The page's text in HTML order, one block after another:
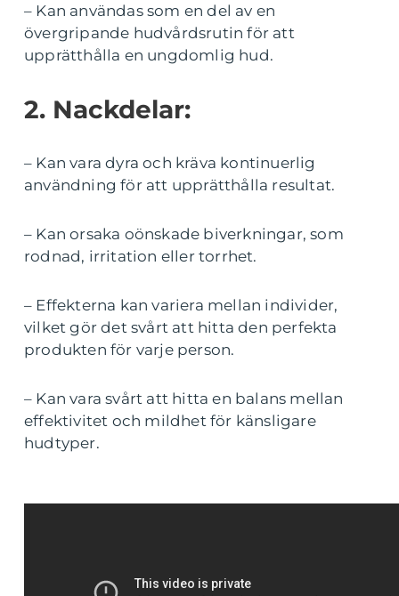
– Kan användas som en del av en
övergripande hudvårdsrutin för att
upprätthålla en ungdomlig hud.
2. Nackdelar:
– Kan vara dyra och kräva kontinuerlig
användning för att upprätthålla resultat.
– Kan orsaka oönskade biverkningar, som
rodnad, irritation eller torrhet.
– Effekterna kan variera mellan individer,
vilket gör det svårt att hitta den perfekta
produkten för varje person.
– Kan vara svårt att hitta en balans mellan
effektivitet och mildhet för känsligare
hudtyper.